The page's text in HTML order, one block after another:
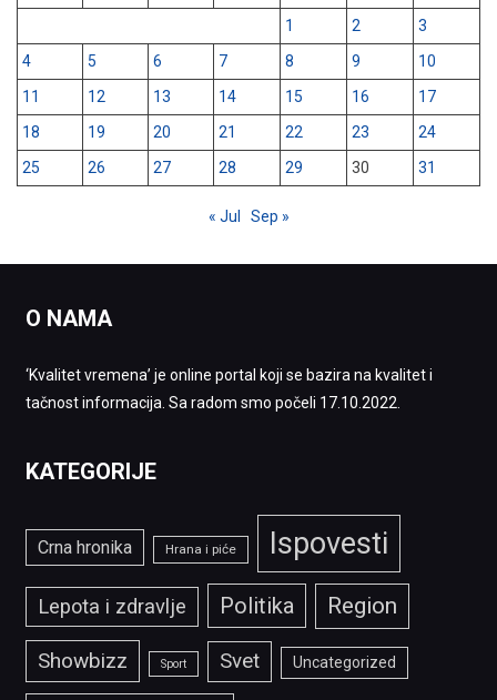
1
2
3
4
5 6 7 8 9
10
11
12 13 14 15 16
17
18
19 20 21 22 23
24
25
26 27 28 29 30 31
« Jul Sep »
O NAMA
‘Kvalitet vremena’ je online portal koji se bazira na kvalitet i
tačnost informacija. Sa radom smo počeli 17.10.2022.
KATEGORIJE
Crna hronika Hrana i piće Ispovesti
Lepota i zdravlje Politika Region
Showbizz Sport Svet Uncategorized